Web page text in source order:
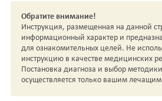
Обратите внимание!
Инструкция, размещенная на данной
информационный характер и
для ознакомительных целей. Не
инструкцию в качестве медицинских
Постановка диагноза и выбор
осуществляется только вашим